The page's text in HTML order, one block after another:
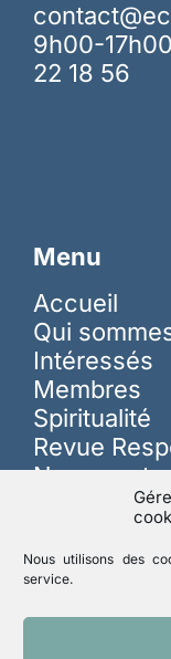
Nous utilisons des
service.
9h00-
22 18 56
Menu
Accueil
Qui
Intéressés
Membres
Spiritualité
Revue
Nous
Lutte